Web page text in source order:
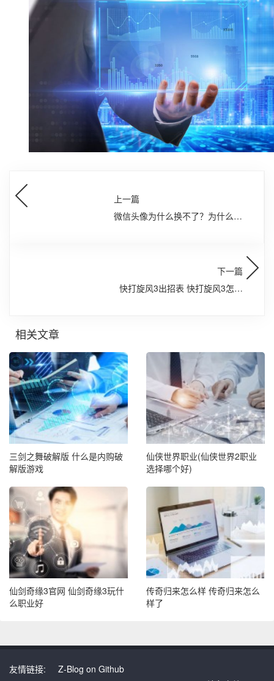
上一篇
微信头像为什么换不了？为什么微
下一篇
快打旋风3出招表 快打旋风3怎么
相关文章
三剑之舞破解版 什么是内购破
解版游戏
仙侠世界职业(仙侠世界2职业
选择哪个好)
仙剑奇缘3官网 仙剑奇缘3玩什
么职业好
传奇归来怎么样 传奇归来怎么
样了
友情链接:
Z-Blog on Github